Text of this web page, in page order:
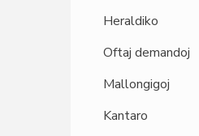
Heraldiko
Oftaj demandoj
Mallongigoj
Kantaro